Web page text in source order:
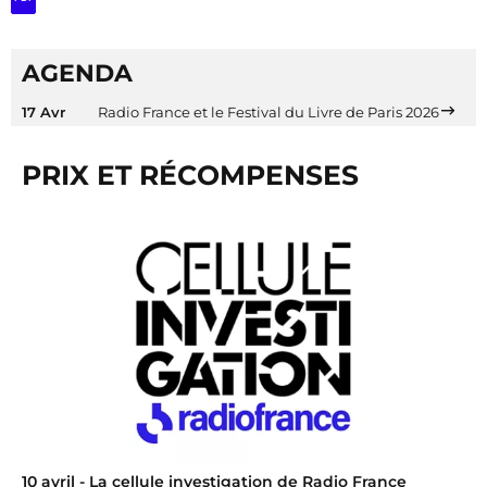
AGENDA
17 Avr Radio France et le Festival du Livre de Paris 2026
PRIX ET RÉCOMPENSES
10 avril - La cellule investigation de Radio France